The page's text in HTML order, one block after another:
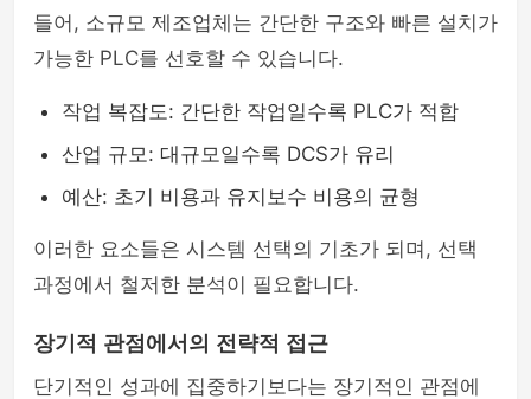
들어, 소규모 제조업체는 간단한 구조와 빠른 설치가
가능한 PLC를 선호할 수 있습니다.
작업 복잡도: 간단한 작업일수록 PLC가 적합
산업 규모: 대규모일수록 DCS가 유리
예산: 초기 비용과 유지보수 비용의 균형
이러한 요소들은 시스템 선택의 기초가 되며, 선택
과정에서 철저한 분석이 필요합니다.
장기적 관점에서의 전략적 접근
단기적인 성과에 집중하기보다는 장기적인 관점에